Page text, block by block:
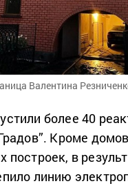
Валентина
более 40
Кроме
построек, в
линию